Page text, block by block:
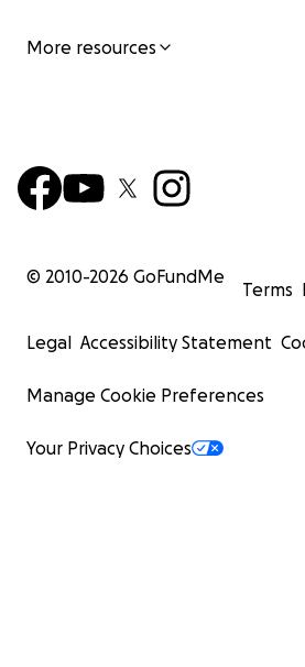
More resources
© 2010-2026 GoFundMe
Terms
Legal Accessibility Statement
Manage Cookie Preferences
Your Privacy Choices